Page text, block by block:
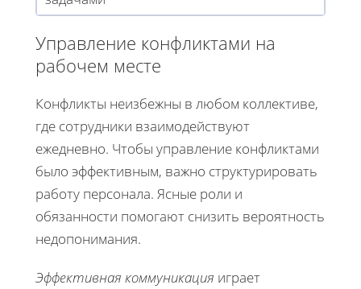
Управление конфликтами на
рабочем месте
Конфликты неизбежны в любом коллективе,
где сотрудники взаимодействуют
ежедневно. Чтобы управление конфликтами
было эффективным, важно структурировать
работу персонала. Ясные роли и
обязанности помогают снизить вероятность
недопонимания.
Эффективная коммуникация играет